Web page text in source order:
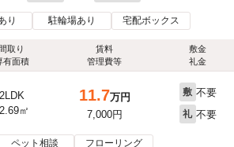
り 駐輪場あり 宅配ボックス
取り
有面積
賃料
管理費等
敷金
礼金
2LDK
㎡
11.7万円
7,000円
敷 不要
礼 不要
ペット相談 フローリング